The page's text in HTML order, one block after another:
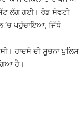
ਸੱਟ ਲੱਗ ਗਈ। ਰੋਡ ਸੇਫਟੀ
‘ਚ ਪਹੁੰਚਾਇਆ, ਜਿੱਥੇ
ਹਾਦਸੇ ਦੀ ਸੂਚਨਾ ਪੁਲਿਸ
ਹੈ।